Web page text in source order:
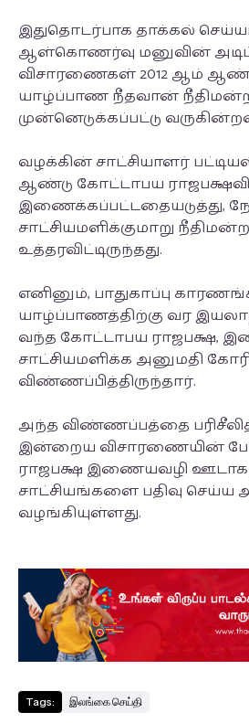
இதுதொடர்பாக தாக்கல்
ஆள்கொணர்வு மனுவின்
விசாரணைகள் 2012 ஆம்
யாழ்ப்பாண நீதவான்
முன்னெடுக்கப்பட்டு
வழக்கின் சாட்சியாளர்
ஆண்டு கோட்டாபய
இணைக்கப்பட்டதையடுத்து,
சாட்சியமளிக்குமாறு
உத்தரவிட்டிருந்தது.
எனினும், பாதுகாப்பு
யாழ்ப்பாணத்திற்கு வர
வந்த கோட்டாபய ராஜபக்ஷ,
சாட்சியமளிக்க அனுமதி
விண்ணப்பித்திருந்தார்.
அந்த விண்ணப்பத்தை
இன்றைய விசாரணையின்
ராஜபக்ஷ இணையவழி ஊடாக
சாட்சியங்களை பதிவு செய்ய
வழங்கியுள்ளது.
Tags: இலங்கை செய்தி